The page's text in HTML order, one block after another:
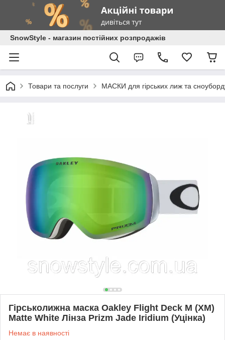
SnowStyle - магазин постійних розпродажів
Товари та послуги МАСКИ для гірських лиж та
Гірськолижна маска Oakley Flight Deck M (XM)
Matte White Лінза Prizm Jade Iridium (Уцінка)
Немає в наявності